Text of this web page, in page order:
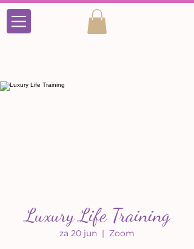
Luxury Life Training
za 20 jun
  |
Zoom